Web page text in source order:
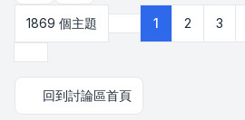
1869 個主題
第1 頁 (共 75 頁)
1 2 3
回到討論區首頁